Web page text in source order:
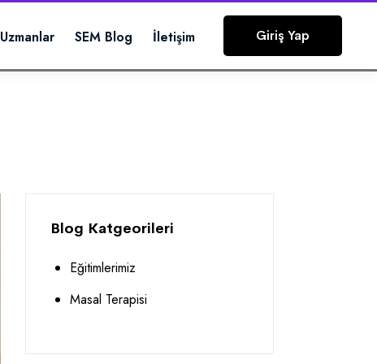
Uzmanlar SEM Blog İletişim Giriş Yap
Blog Katgeorileri
Eğitimlerimiz
Masal Terapisi